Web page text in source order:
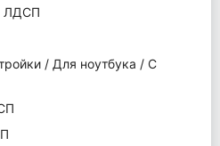
ЛДСП
/ Для ноутбука / С